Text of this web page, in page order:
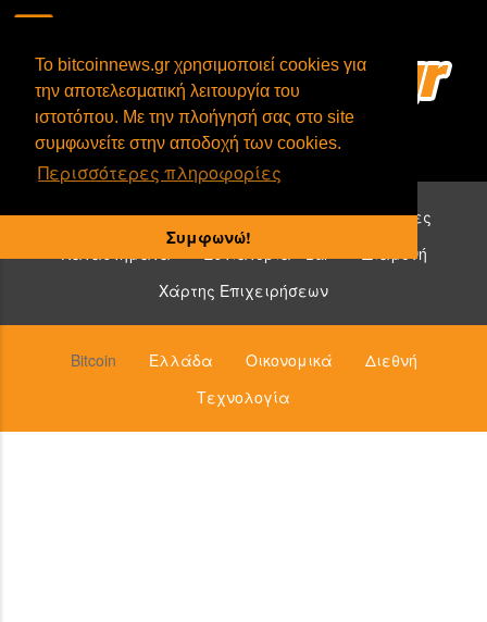
To bitcoinnews.gr χρησιμοποιεί cookies για
την αποτελεσματική λειτουργία του
ιστοτόπου. Με την πλοήγησή σας στο site
συμφωνείτε στην αποδοχή των cookies.
Περισσότερες πληροφορίες
Συμφωνώ!
Επιχειρήσεις που δέχονται bitcoin:
Υπηρεσίες
Καταστήματα
Εστιατόρια - Bar
Διαμονή
Χάρτης Επιχειρήσεων
Bitcoin Ελλάδα Οικονομικά
Διεθνή
Τεχνολογία